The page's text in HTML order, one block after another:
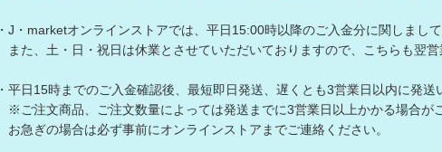
・J・marketオンラインストアでは、平日15:00時以降のご入金分に関しまし
また、土・日・祝日は休業とさせていただいておりますので、こちらも翌
・平日15時までのご入金確認後、最短即日発送、遅くとも3営業日以内に発送
※ご注文商品、ご注文数量によっては発送までに3営業日以上かかる場合が
お急ぎの場合は必ず事前にオンラインストアまでご連絡ください。